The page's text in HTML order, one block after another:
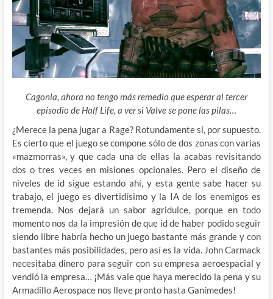
Cagonla, ahora no tengo más remedio que esperar al tercer
episodio de Half Life, a ver si Valve se pone las pilas…
¿Merece la pena jugar a Rage? Rotundamente sí, por supuesto.
Es cierto que el juego se compone sólo de dos zonas con varias
«mazmorras», y que cada una de ellas la acabas revisitando
dos o tres veces en misiones opcionales. Pero el diseño de
niveles de id sigue estando ahí, y esta gente sabe hacer su
trabajo, el juego es divertidísimo y la IA de los enemigos es
tremenda. Nos dejará un sabor agridulce, porque en todo
momento nos da la impresión de que id de haber podido seguir
siendo libre habría hecho un juego bastante más grande y con
bastantes más posibilidades, pero así es la vida. John Carmack
necesitaba dinero para seguir con su empresa aeroespacial y
vendió la empresa… ¡Más vale que haya merecido la pena y su
Armadillo Aerospace nos lleve pronto hasta Ganímedes!